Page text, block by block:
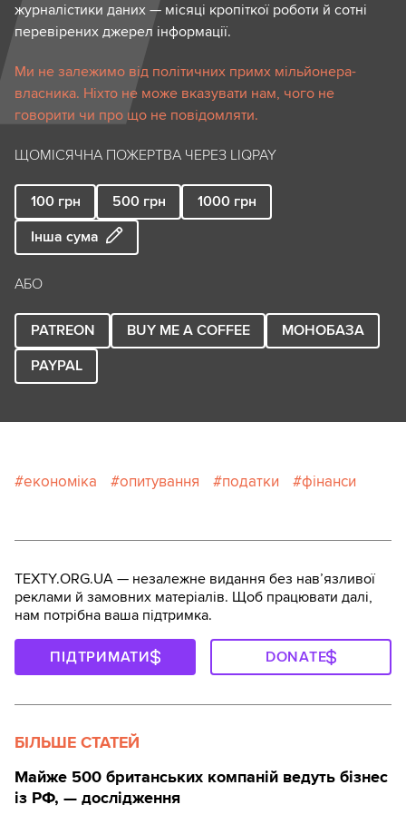
журналістики даних — місяці кропіткої роботи й сотні
перевірених джерел інформації.
Ми не залежимо від політичних примх мільйонера-
власника. Ніхто не може вказувати нам, чого не
говорити чи про що не повідомляти.
ЩОМІСЯЧНА ПОЖЕРТВА ЧЕРЕЗ LIQPAY
100 грн 500 грн 1000 грн
Інша сума
АБО
PATREON BUY ME A COFFEE
МОНОБАЗА
PAYPAL
економіка опитування податки фінанси
TEXTY.ORG.UA — незалежне видання без навʼязливої
реклами й замовних матеріалів. Щоб працювати далі,
нам потрібна ваша підтримка.
ПІДТРИМАТИ DONATE
БІЛЬШЕ СТАТЕЙ
Майже 500 британських компаній ведуть бізнес
із РФ, — дослідження